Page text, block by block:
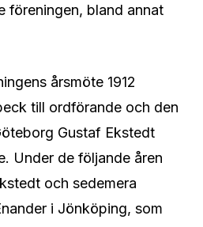
föreningen, bland annat
årsmöte 1912
till ordförande och den
Gustaf Ekstedt
Under de följande åren
och sedemera
i Jönköping, som